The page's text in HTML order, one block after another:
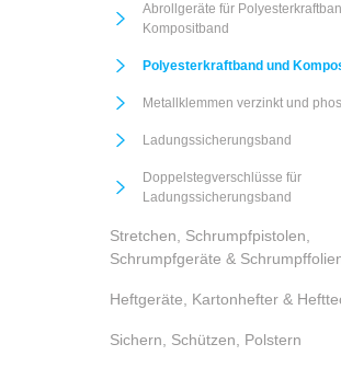
Abrollgeräte für
Kompositband
Polyesterkraftband und
Metallklemmen verzinkt und
Ladungssicherungsband
Doppelstegverschlüsse für
Ladungssicherungsband
Stretchen, Schrumpfpistolen,
Schrumpfgeräte &
Heftgeräte, Kartonhefter &
Sichern, Schützen, Polstern